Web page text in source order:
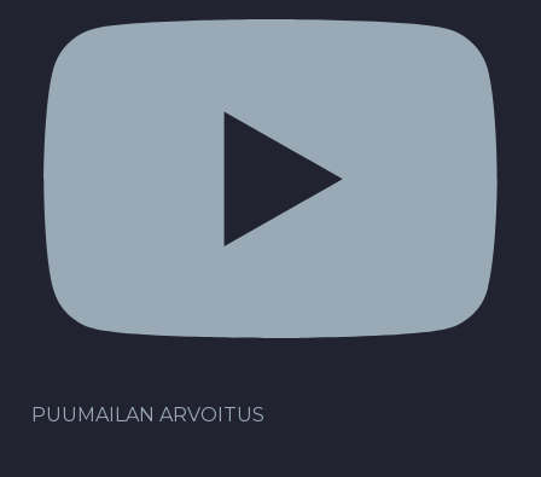
PUUMAILAN ARVOITUS